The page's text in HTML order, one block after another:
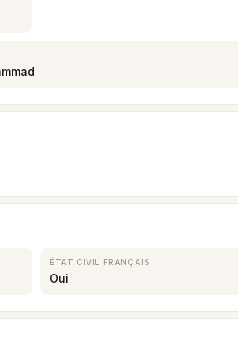
ÉTAT CIVIL FRANÇAIS
Oui